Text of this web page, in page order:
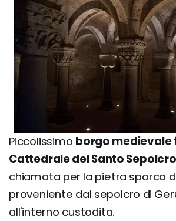
Piccolissimo borgo medievale
Cattedrale del Santo Sepolcro
chiamata per la pietra sporca
proveniente dal sepolcro di
all'interno custodita.